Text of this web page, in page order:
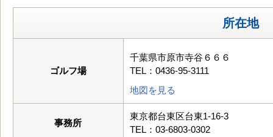
所在地
ゴルフ場
千葉県市原市寺谷６６６
TEL：0436-95-3111
地図を見る
事務所
東京都台東区台東1-16-3
TEL：03-6803-0302